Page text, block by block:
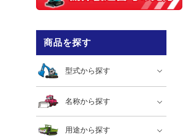
商品を探す
型式から探す
名称から探す
用途から探す